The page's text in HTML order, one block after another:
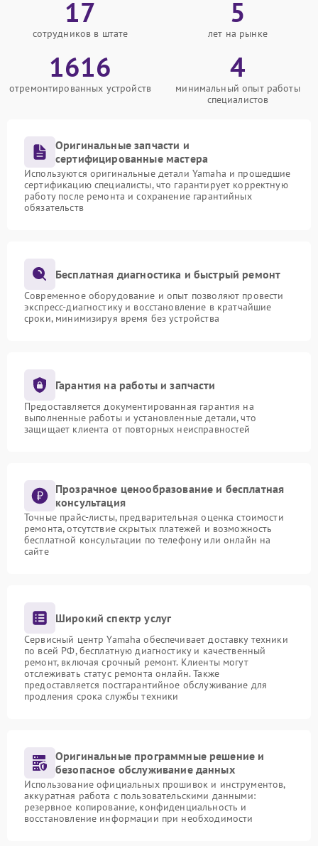
17
сотрудников в штате
5
лет на рынке
1616
отремонтированных устройств
4
минимальный опыт работы
специалистов
Оригинальные запчасти и
сертифицированные мастера
Используются оригинальные детали Yamaha и прошедшие
сертификацию специалисты, что гарантирует корректную
работу после ремонта и сохранение гарантийных
обязательств
Бесплатная диагностика и быстрый ремонт
Современное оборудование и опыт позволяют провести
экспресс-диагностику и восстановление в кратчайшие
сроки, минимизируя время без устройства
Гарантия на работы и запчасти
Предоставляется документированная гарантия на
выполненные работы и установленные детали, что
защищает клиента от повторных неисправностей
Прозрачное ценообразование и бесплатная
консультация
Точные прайс-листы, предварительная оценка стоимости
ремонта, отсутствие скрытых платежей и возможность
бесплатной консультации по телефону или онлайн на
сайте
Широкий спектр услуг
Сервисный центр Yamaha обеспечивает доставку техники
по всей РФ, бесплатную диагностику и качественный
ремонт, включая срочный ремонт. Клиенты могут
отслеживать статус ремонта онлайн. Также
предоставляется постгарантийное обслуживание для
продления срока службы техники
Оригинальные программные решение и
безопасное обслуживание данных
Использование официальных прошивок и инструментов,
аккуратная работа с пользовательскими данными:
резервное копирование, конфиденциальность и
восстановление информации при необходимости